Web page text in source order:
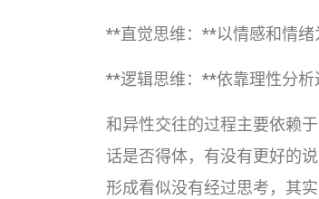
**直觉思维：**以情感和情绪
**逻辑思维：**依靠理性分析
和异性交往的过程主要依赖
话是否得体，有没有更好的
形成看似没有经过思考，其